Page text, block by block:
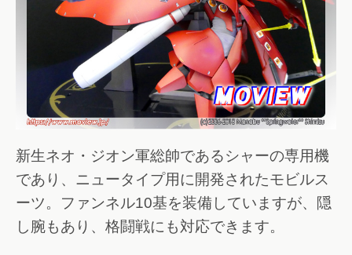
新生ネオ・ジオン軍総帥であるシャーの専用機
であり、ニュータイプ用に開発されたモビルス
ーツ。ファンネル10基を装備していますが、隠
し腕もあり、格闘戦にも対応できます。